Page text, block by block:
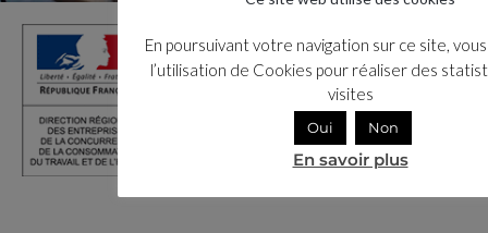
En poursuivant votre navigation sur ce site,
l’utilisation de Cookies pour réaliser des
visites
Oui Non
En savoir plus